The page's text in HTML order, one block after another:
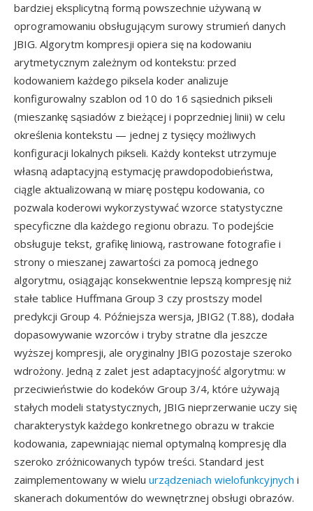
bardziej eksplicytną formą powszechnie używaną w
oprogramowaniu obsługującym surowy strumień danych
JBIG. Algorytm kompresji opiera się na kodowaniu
arytmetycznym zależnym od kontekstu: przed
kodowaniem każdego piksela koder analizuje
konfigurowalny szablon od 10 do 16 sąsiednich pikseli
(mieszankę sąsiadów z bieżącej i poprzedniej linii) w celu
określenia kontekstu — jednej z tysięcy możliwych
konfiguracji lokalnych pikseli. Każdy kontekst utrzymuje
własną adaptacyjną estymację prawdopodobieństwa,
ciągle aktualizowaną w miarę postępu kodowania, co
pozwala koderowi wykorzystywać wzorce statystyczne
specyficzne dla każdego regionu obrazu. To podejście
obsługuje tekst, grafikę liniową, rastrowane fotografie i
strony o mieszanej zawartości za pomocą jednego
algorytmu, osiągając konsekwentnie lepszą kompresję niż
stałe tablice Huffmana Group 3 czy prostszy model
predykcji Group 4. Późniejsza wersja, JBIG2 (T.88), dodała
dopasowywanie wzorców i tryby stratne dla jeszcze
wyższej kompresji, ale oryginalny JBIG pozostaje szeroko
wdrożony. Jedną z zalet jest adaptacyjność algorytmu: w
przeciwieństwie do kodeków Group 3/4, które używają
stałych modeli statystycznych, JBIG nieprzerwanie uczy się
charakterystyk każdego konkretnego obrazu w trakcie
kodowania, zapewniając niemal optymalną kompresję dla
szeroko zróżnicowanych typów treści. Standard jest
zaimplementowany w wielu urządzeniach wielofunkcyjnych i
skanerach dokumentów do wewnętrznej obsługi obrazów.